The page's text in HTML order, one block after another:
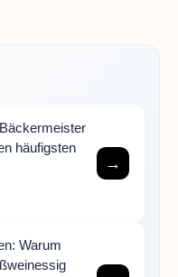
häufigsten
→
Warum